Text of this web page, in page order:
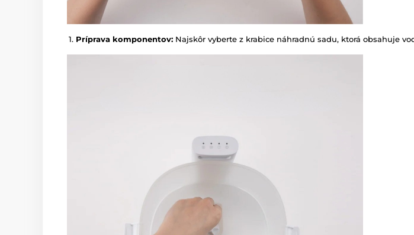
Príprava komponentov: Najskôr vyberte z krabice náhradnú sadu, ktorá obsahuje